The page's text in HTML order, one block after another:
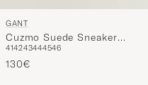
GANT
Cuzmo Suede Sneaker
Marine
414243444546
130€